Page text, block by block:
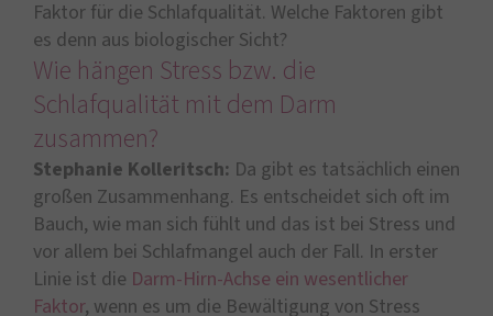
Faktor für die Schlafqualität. Welche Faktoren gibt
es denn aus biologischer Sicht?
Wie hängen Stress bzw. die
Schlafqualität mit dem Darm
zusammen?
Stephanie Kolleritsch: Da gibt es tatsächlich einen
großen Zusammenhang. Es entscheidet sich oft im
Bauch, wie man sich fühlt und das ist bei Stress und
vor allem bei Schlafmangel auch der Fall. In erster
Linie ist die Darm-Hirn-Achse ein wesentlicher
Faktor, wenn es um die Bewältigung von Stress